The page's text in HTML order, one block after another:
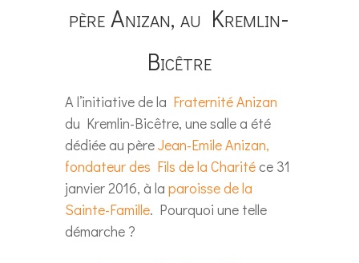
père Anizan, au Kremlin-
Bicêtre
A l’initiative de la Fraternité Anizan
du Kremlin-Bicêtre, une salle a été
dédiée au pèreJean-Emile Anizan,
fondateur des Fils de la Charitéce 31
janvier 2016, à la paroisse de la
Sainte-Famille. Pourquoi une telle
démarche ?